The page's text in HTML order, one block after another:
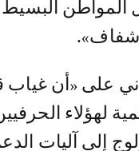
المواطن
على «أن غياب
لهؤلاء
إلى آليات